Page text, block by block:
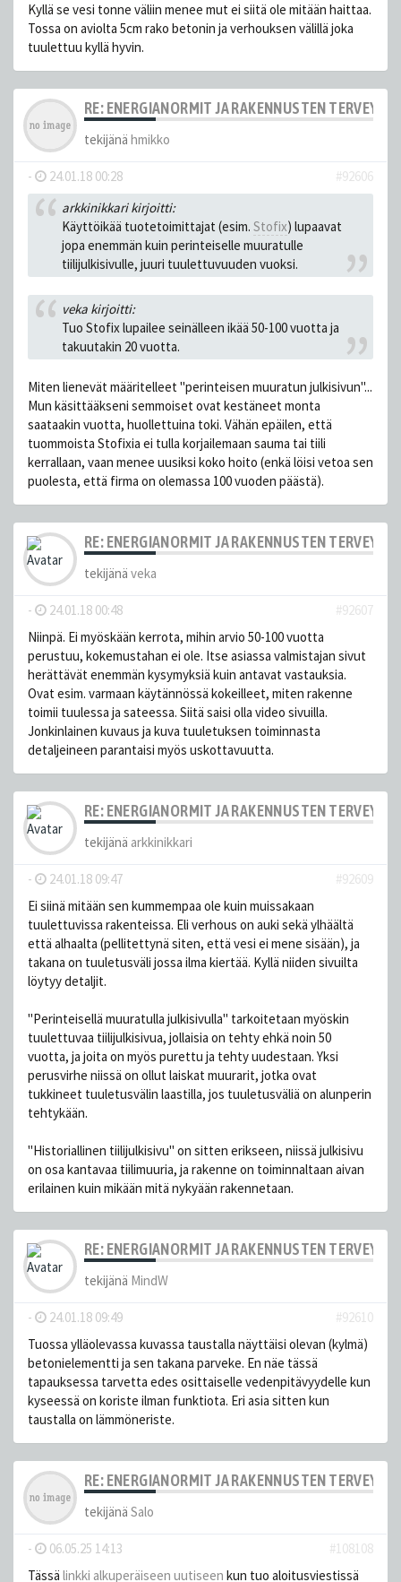
Kyllä se vesi tonne väliin menee mut ei siitä ole mitään haittaa.
Tossa on aviolta 5cm rako betonin ja verhouksen välillä joka
tuulettuu kyllä hyvin.
RE: ENERGIANORMIT JA RAKENNUSTEN TERVEYS
tekijänä hmikko
- 24.01.18 00:28
#92606
arkkinikkari kirjoitti:
Käyttöikää tuotetoimittajat (esim. Stofix) lupaavat
jopa enemmän kuin perinteiselle muuratulle
tiilijulkisivulle, juuri tuulettuvuuden vuoksi.
veka kirjoitti:
Tuo Stofix lupailee seinälleen ikää 50-100 vuotta ja
takuutakin 20 vuotta.
Miten lienevät määritelleet "perinteisen muuratun julkisivun"...
Mun käsittääkseni semmoiset ovat kestäneet monta
saataakin vuotta, huollettuina toki. Vähän epäilen, että
tuommoista Stofixia ei tulla korjailemaan sauma tai tiili
kerrallaan, vaan menee uusiksi koko hoito (enkä löisi vetoa sen
puolesta, että firma on olemassa 100 vuoden päästä).
RE: ENERGIANORMIT JA RAKENNUSTEN TERVEYS
tekijänä veka
- 24.01.18 00:48
#92607
Niinpä. Ei myöskään kerrota, mihin arvio 50-100 vuotta
perustuu, kokemustahan ei ole. Itse asiassa valmistajan sivut
herättävät enemmän kysymyksiä kuin antavat vastauksia.
Ovat esim. varmaan käytännössä kokeilleet, miten rakenne
toimii tuulessa ja sateessa. Siitä saisi olla video sivuilla.
Jonkinlainen kuvaus ja kuva tuuletuksen toiminnasta
detaljeineen parantaisi myös uskottavuutta.
RE: ENERGIANORMIT JA RAKENNUSTEN TERVEYS
tekijänä arkkinikkari
- 24.01.18 09:47
#92609
Ei siinä mitään sen kummempaa ole kuin muissakaan
tuulettuvissa rakenteissa. Eli verhous on auki sekä ylhäältä
että alhaalta (pellitettynä siten, että vesi ei mene sisään), ja
takana on tuuletusväli jossa ilma kiertää. Kyllä niiden sivuilta
löytyy detaljit.
"Perinteisellä muuratulla julkisivulla" tarkoitetaan myöskin
tuulettuvaa tiilijulkisivua, jollaisia on tehty ehkä noin 50
vuotta, ja joita on myös purettu ja tehty uudestaan. Yksi
perusvirhe niissä on ollut laiskat muurarit, jotka ovat
tukkineet tuuletusvälin laastilla, jos tuuletusväliä on alunperin
tehtykään.
"Historiallinen tiilijulkisivu" on sitten erikseen, niissä julkisivu
on osa kantavaa tiilimuuria, ja rakenne on toiminnaltaan aivan
erilainen kuin mikään mitä nykyään rakennetaan.
RE: ENERGIANORMIT JA RAKENNUSTEN TERVEYS
tekijänä MindW
- 24.01.18 09:49
#92610
Tuossa ylläolevassa kuvassa taustalla näyttäisi olevan (kylmä)
betonielementti ja sen takana parveke. En näe tässä
tapauksessa tarvetta edes osittaiselle vedenpitävyydelle kun
kyseessä on koriste ilman funktiota. Eri asia sitten kun
taustalla on lämmöneriste.
RE: ENERGIANORMIT JA RAKENNUSTEN TERVEYS
tekijänä Salo
- 06.05.25 14:13
#108108
Tässä linkki alkuperäiseen uutiseen kun tuo aloitusviestissä